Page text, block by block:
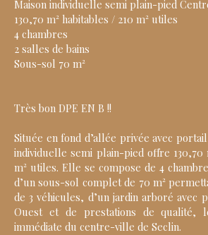
Maison individuelle semi plain-pied
130,70 m² habitables / 210 m² utiles
4 chambres
2 salles de bains
Sous-sol 70 m²
Très bon DPE EN B !!
Située en fond d’allée privée avec
individuelle semi plain-pied offre 130,70
m² utiles. Elle se compose de 4
d’un sous-sol complet de 70 m²
de 3 véhicules, d’un jardin arboré avec
Ouest et de prestations de qualité,
immédiate du centre-ville de Seclin.